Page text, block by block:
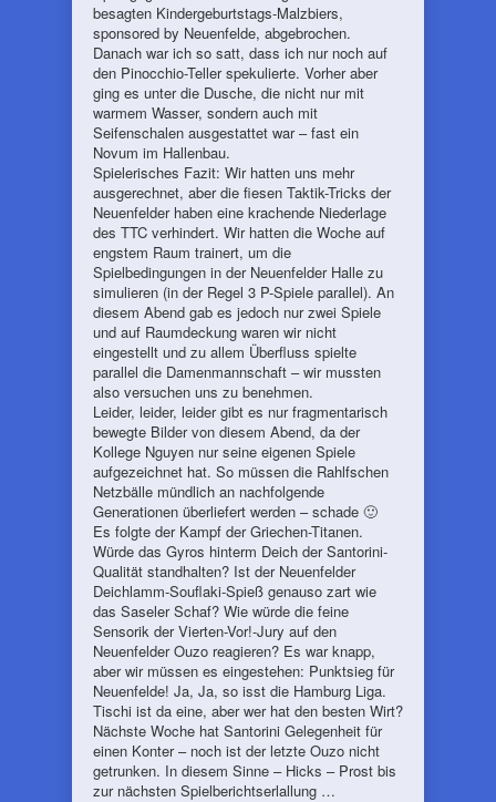
besagten Kindergeburtstags-Malzbiers,
sponsored by Neuenfelde, abgebrochen.
Danach war ich so satt, dass ich nur noch auf
den Pinocchio-Teller spekulierte. Vorher aber
ging es unter die Dusche, die nicht nur mit
warmem Wasser, sondern auch mit
Seifenschalen ausgestattet war – fast ein
Novum im Hallenbau.
Spielerisches Fazit: Wir hatten uns mehr
ausgerechnet, aber die fiesen Taktik-Tricks der
Neuenfelder haben eine krachende Niederlage
des TTC verhindert. Wir hatten die Woche auf
engstem Raum trainert, um die
Spielbedingungen in der Neuenfelder Halle zu
simulieren (in der Regel 3 P-Spiele parallel). An
diesem Abend gab es jedoch nur zwei Spiele
und auf Raumdeckung waren wir nicht
eingestellt und zu allem Überfluss spielte
parallel die Damenmannschaft – wir mussten
also versuchen uns zu benehmen.
Leider, leider, leider gibt es nur fragmentarisch
bewegte Bilder von diesem Abend, da der
Kollege Nguyen nur seine eigenen Spiele
aufgezeichnet hat. So müssen die Rahlfschen
Netzbälle mündlich an nachfolgende
Generationen überliefert werden – schade 🙂
Es folgte der Kampf der Griechen-Titanen.
Würde das Gyros hinterm Deich der Santorini-
Qualität standhalten? Ist der Neuenfelder
Deichlamm-Souflaki-Spieß genauso zart wie
das Saseler Schaf? Wie würde die feine
Sensorik der Vierten-Vor!-Jury auf den
Neuenfelder Ouzo reagieren? Es war knapp,
aber wir müssen es eingestehen: Punktsieg für
Neuenfelde! Ja, Ja, so isst die Hamburg Liga.
Tischi ist da eine, aber wer hat den besten Wirt?
Nächste Woche hat Santorini Gelegenheit für
einen Konter – noch ist der letzte Ouzo nicht
getrunken. In diesem Sinne – Hicks – Prost bis
zur nächsten Spielberichtserlallung …